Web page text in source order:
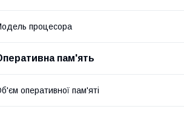
процесора
пам'ять
оперативної пам'яті